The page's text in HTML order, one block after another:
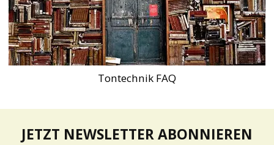
Tontechnik FAQ
JETZT NEWSLETTER ABONNIEREN